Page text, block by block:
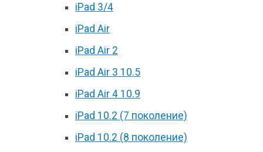
iPad 3/4
iPad Air
iPad Air 2
iPad Air 3 10.5
iPad Air 4 10.9
iPad 10.2 (7 поколение)
iPad 10.2 (8 поколение)